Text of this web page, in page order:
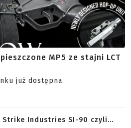
MP5 ze stajni LCT
już dostępna.
Industries SI-90 czyli...